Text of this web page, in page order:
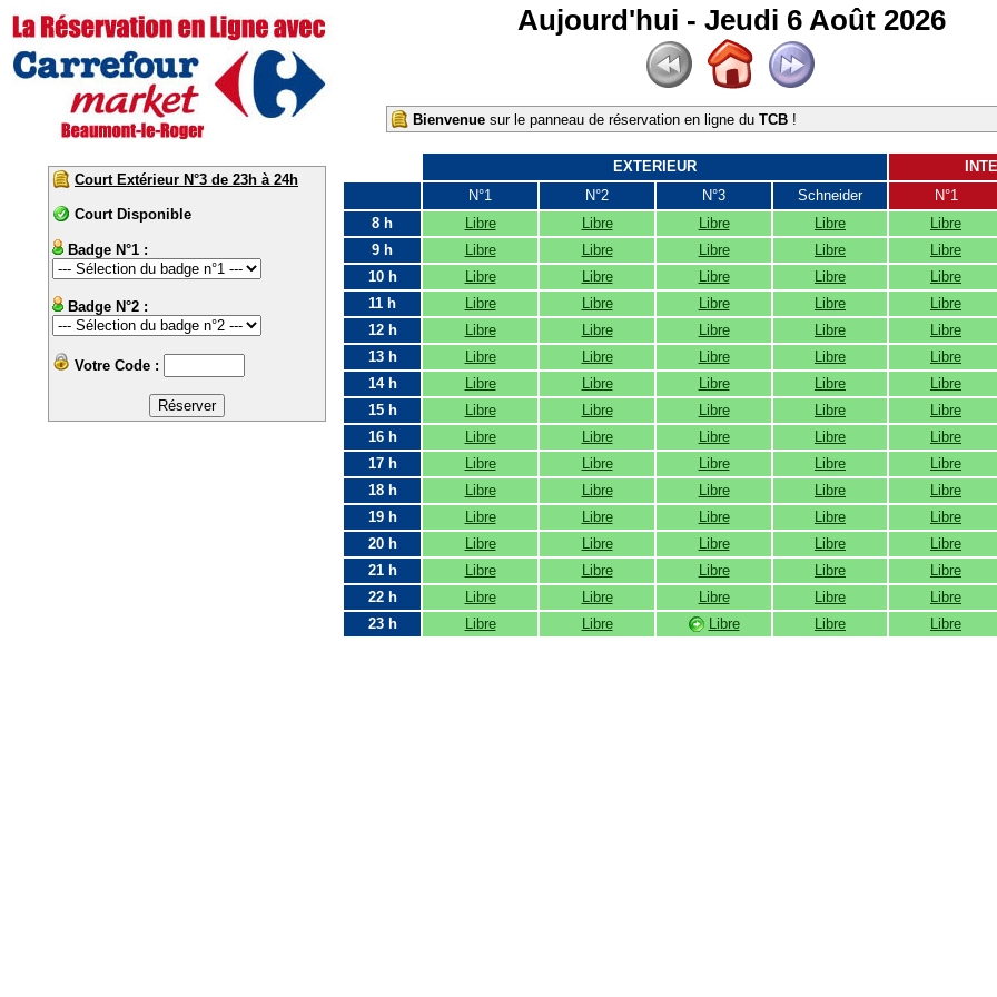
Aujourd'hui - Jeudi 6 Août 2026
Bienvenue sur le panneau de réservation en ligne du TCB !
Court Extérieur N°3 de 23h à 24h
Court Disponible
Badge N°1 :
Badge N°2 :
Votre Code :
EXTERIEUR
N°1
N°2 N°3 Schneider N°1
8 h
Libre Libre Libre Libre Libre
9 h
Libre Libre Libre Libre Libre
10 h
Libre Libre Libre Libre Libre
11 h
Libre Libre Libre Libre Libre
12 h
Libre Libre Libre Libre Libre
13 h
Libre Libre Libre Libre Libre
14 h
Libre Libre Libre Libre Libre
15 h
Libre Libre Libre Libre Libre
16 h
Libre Libre Libre Libre Libre
17 h
Libre Libre Libre Libre Libre
18 h
Libre Libre Libre Libre Libre
19 h
Libre Libre Libre Libre Libre
20 h
Libre Libre Libre Libre Libre
21 h
Libre Libre Libre Libre Libre
22 h
Libre Libre Libre Libre Libre
23 h
Libre Libre Libre Libre Libre